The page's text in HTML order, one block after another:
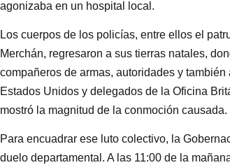
agonizaba en un hospital local.
Los cuerpos de los policías, entre ellos el
Merchán, regresaron a sus tierras natales,
compañeros de armas, autoridades y
Estados Unidos y delegados de la Oficina
mostró la magnitud de la conmoción causada.
Para encuadrar ese luto colectivo, la
duelo departamental. A las 11:00 de la